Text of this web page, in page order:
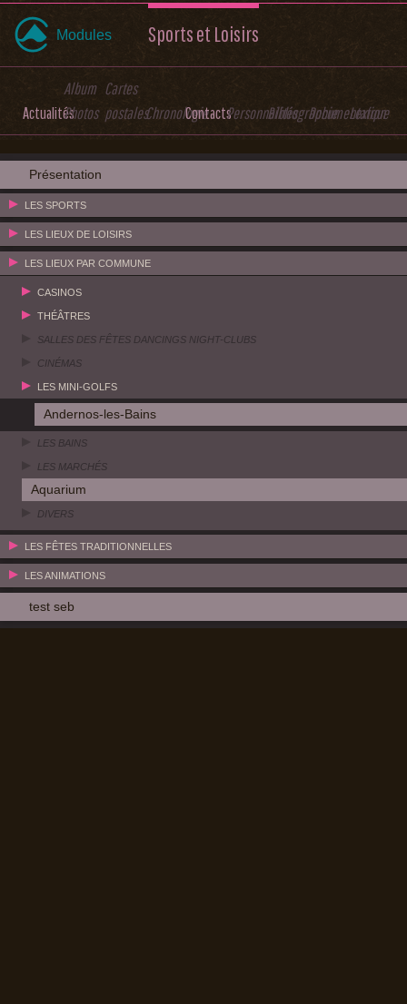
Modules Sports et Loisirs
Actualités
Album
Photos
Cartes
postalesChronologieContactsPersonnalitésBibliographieDocumentation
Lexique
Présentation
LES SPORTS
LES LIEUX DE LOISIRS
LES LIEUX PAR COMMUNE
CASINOS
THÉÂTRES
SALLES DES FÊTES DANCINGS NIGHT-CLUBS
CINÉMAS
LES MINI-GOLFS
Andernos-les-Bains
LES BAINS
LES MARCHÉS
Aquarium
DIVERS
LES FÊTES TRADITIONNELLES
LES ANIMATIONS
test seb